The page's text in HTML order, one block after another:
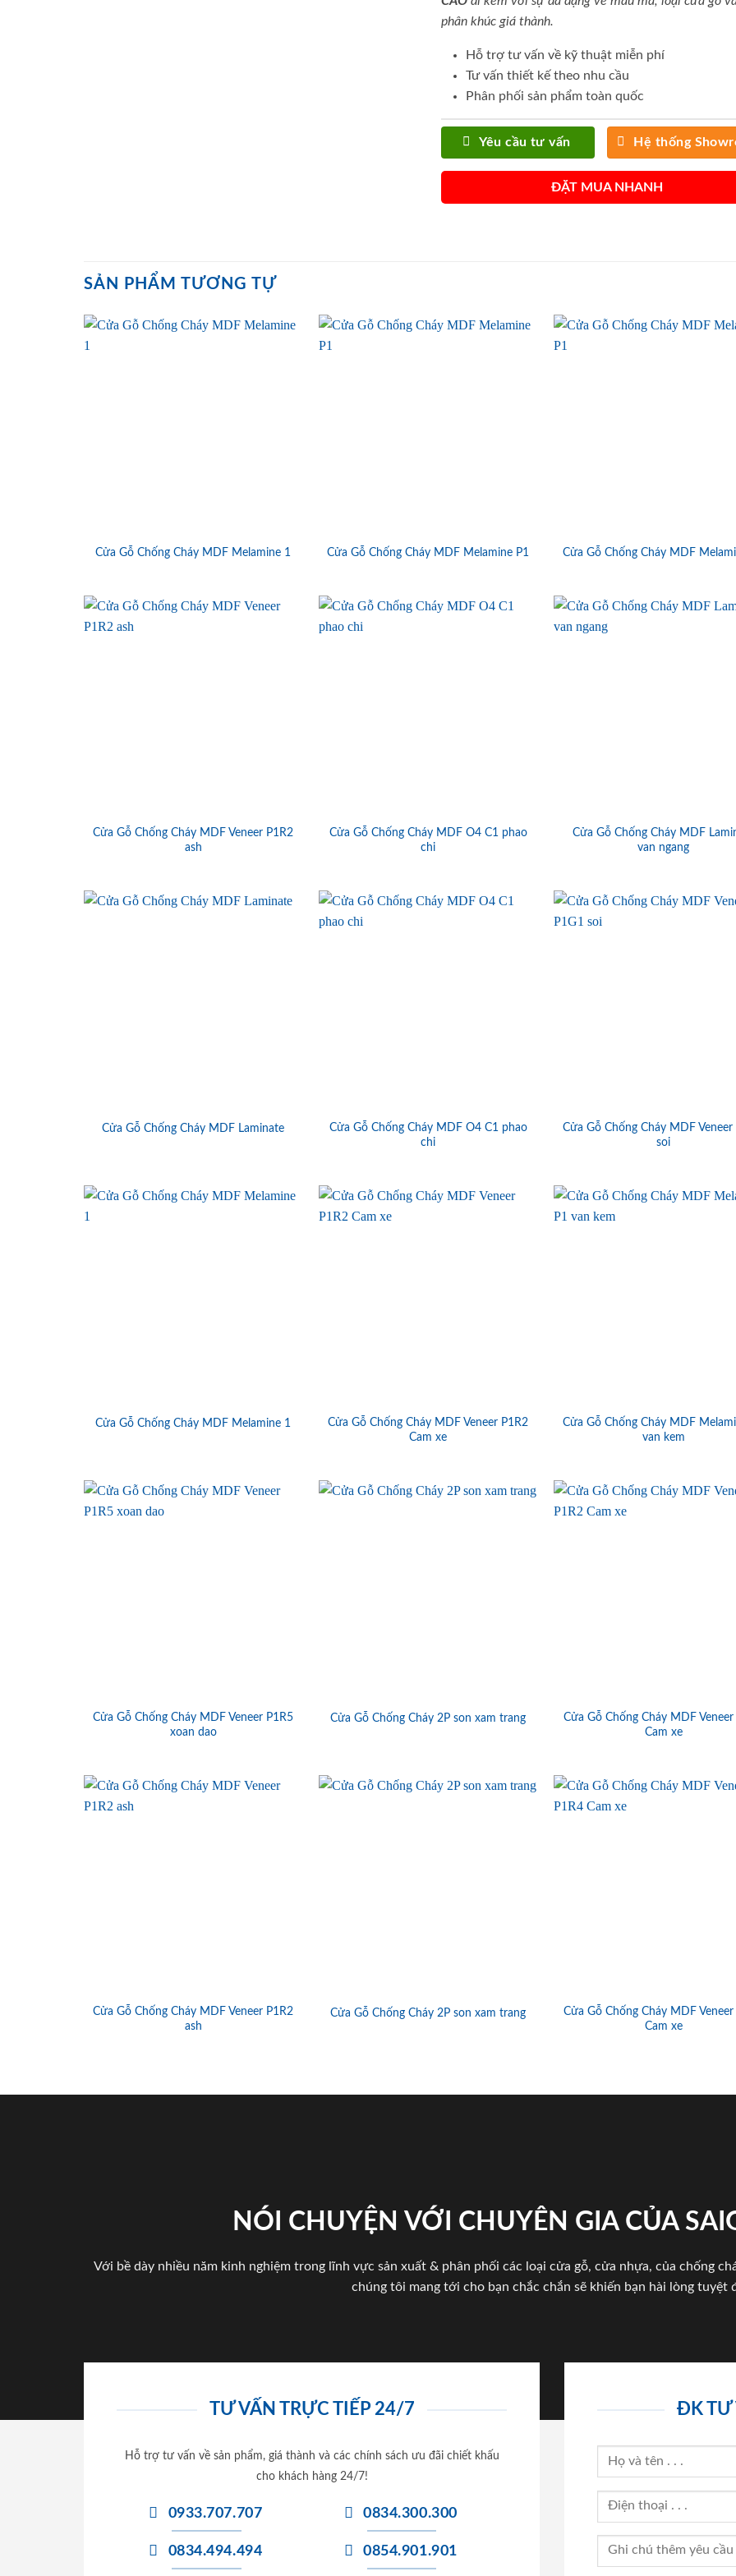
phân khúc giá thành.
Hỗ trợ tư vấn về kỹ thuật miễn phí
Tư vấn thiết kế theo nhu cầu
Phân phối sản phẩm toàn quốc
Yêu cầu tư vấn Hệ thống
ĐẶT MUA NHANH
SẢN PHẨM TƯƠNG TỰ
Cửa Gỗ Chống Cháy MDF Melamine 1 Cửa Gỗ Chống Cháy MDF Melamine P1 Cửa Gỗ Chống Cháy MDF
Cửa Gỗ Chống Cháy MDF Veneer P1R2
ash
Cửa Gỗ Chống Cháy MDF O4 C1 phao
chi
Cửa Gỗ Chống Cháy MDF
van ngang
Cửa Gỗ Chống Cháy MDF Laminate
Cửa Gỗ Chống Cháy MDF O4 C1 phao
chi
Cửa Gỗ Chống Cháy MDF Veneer
soi
Cửa Gỗ Chống Cháy MDF Melamine 1
Cửa Gỗ Chống Cháy MDF Veneer P1R2
Cam xe
Cửa Gỗ Chống Cháy MDF
van kem
Cửa Gỗ Chống Cháy MDF Veneer P1R5
xoan dao
Cửa Gỗ Chống Cháy 2P son xam trang
Cửa Gỗ Chống Cháy MDF Veneer
Cam xe
Cửa Gỗ Chống Cháy MDF Veneer P1R2
ash
Cửa Gỗ Chống Cháy 2P son xam trang
Cửa Gỗ Chống Cháy MDF Veneer
Cam xe
NÓI CHUYỆN VỚI CHUYÊN GIA CỦA
Với bề dày nhiều năm kinh nghiệm trong lĩnh vực sản xuất & phân phối các loại cửa gỗ, cửa nhựa, của chống
chúng tôi mang tới cho bạn chắc chắn sẽ khiến bạn hài lòng tuyệt
TƯ VẤN TRỰC TIẾP 24/7
Hỗ trợ tư vấn về sản phẩm, giá thành và các chính sách ưu đãi chiết khấu
cho khách hàng 24/7!
0933.707.707
0834.494.494
0834.300.300
0854.901.901
ĐK TƯ